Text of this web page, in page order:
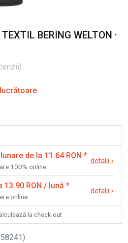
BERING WELTON ·
)
de la 11.64 RON *
100% online
detalii ›
13.90 RON / lună *
online
detalii ›
la check-out
)